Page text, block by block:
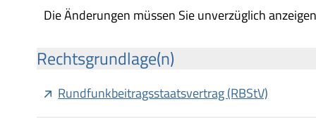
Die Änderungen müssen Sie unverzüglich
Rechtsgrundlage(n)
Rundfunkbeitragsstaatsvertrag (RBStV)